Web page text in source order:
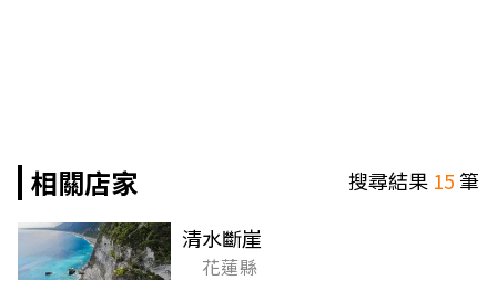
相關店家 搜尋結果 15筆
清水斷崖
花蓮縣